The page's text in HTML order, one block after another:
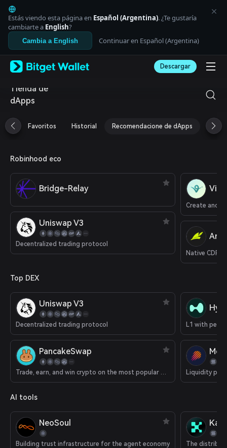
English
日本語
Tiếng Việt
Русский
Español (Latinoamérica)
Italiano
Deutsch
简体中文
Português (Portugal)
Bahasa Indonesia
বাংলা
Español
Português (Brasil)
Español (Argentina)
Estás viendo esta página en Español (Argentina). ¿Te gustaría
cambiarte a English?
Cambia a English Continuar en Español (Argentina)
Descargar
Tienda de
dApps
Favoritos Historial Recomendacione de dApps
Robinhood eco
Bridge-Relay
Uniswap V3
Decentralized trading protocol
Create and
Native CDP
Top DEX
Uniswap V3
Decentralized trading protocol
PancakeSwap
Trade, earn, and win crypto on the most popular decentralized platform in the galaxy. Liquidity
AI tools
NeoSoul
Building trust infrastructure for the agent economy